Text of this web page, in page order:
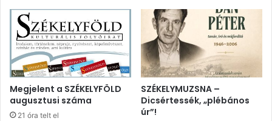
Megjelent a SZÉKELYFÖLD
augusztusi száma
21 óra telt el
SZÉKELYMUZSNA –
Dicsértessék, „plébános
úr”!